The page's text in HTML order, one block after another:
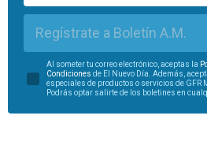
Regístrate a Boletín A.M.
Al someter tu correo electrónico, aceptas la
Condiciones de El Nuevo Día. Además,
especiales de productos o servicios de GFR
Podrás optar salirte de los boletines en